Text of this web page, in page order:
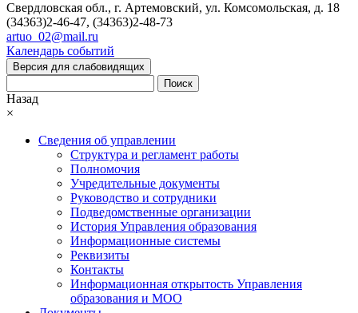
Свердловская обл., г. Артемовский, ул. Комсомольская, д. 18
(34363)2-46-47, (34363)2-48-73
artuo_02@mail.ru
Календарь событий
Версия для слабовидящих
Поиск
Назад
×
Сведения об управлении
Структура и регламент работы
Полномочия
Учредительные документы
Руководство и сотрудники
Подведомственные организации
История Управления образования
Информационные системы
Реквизиты
Контакты
Информационная открытость Управления
образования и МОО